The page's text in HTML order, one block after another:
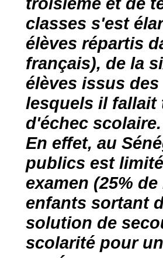
classes s'est
élèves répartis
français), de la
élèves issus
lesquels il fallait
d'échec scolaire.
En effet, au
publics est
examen (25%
enfants sortant
solution de
scolarité pour